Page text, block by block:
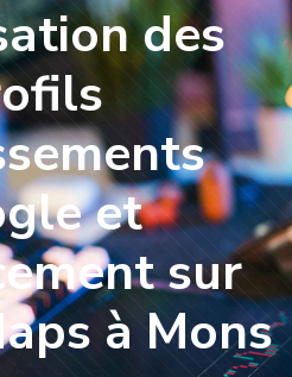
des
et
sur
à Mons